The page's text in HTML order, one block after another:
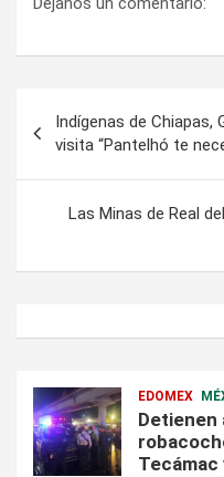
de
entradas
Indígenas de Chiapas,
visita “Pantelhó te
Las Minas de Real
EDOMEX
Detienen